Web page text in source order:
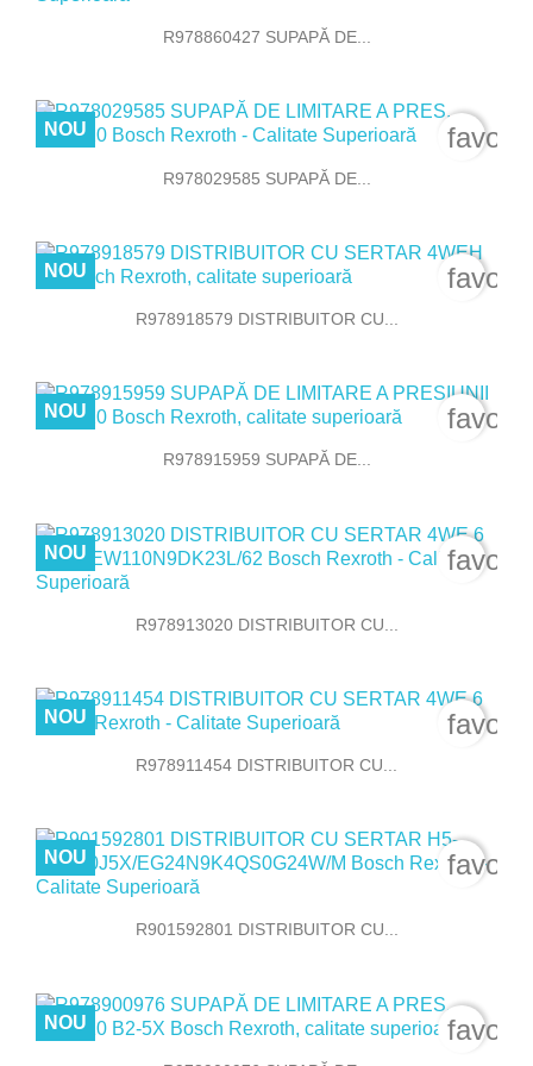
R978860427 SUPAPĂ DE...
R978029585 SUPAPĂ DE...
NOU
R978918579 DISTRIBUITOR CU...
NOU
R978915959 SUPAPĂ DE...
NOU
R978913020 DISTRIBUITOR CU...
NOU
R978911454 DISTRIBUITOR CU...
NOU
R901592801 DISTRIBUITOR CU...
NOU
NOU